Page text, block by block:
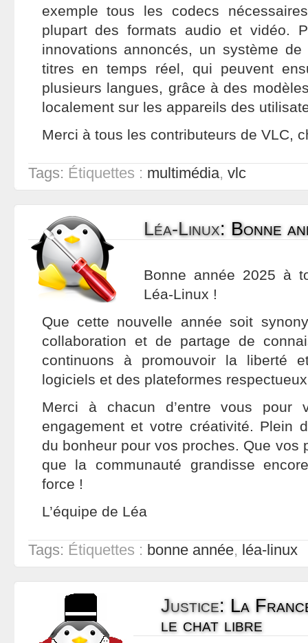
exemple tous les codecs
plupart des formats audio et vidéo.
innovations annoncés, un système
titres en temps réel, qui peuvent
plusieurs langues, grâce à des
localement sur les appareils des
Merci à tous les contributeurs de VLC,
Tags: Étiquettes : multimédia, vlc
Léa-Linux: Bonne
Bonne année 2025 à
Léa-Linux !
Que cette nouvelle année soit
collaboration et de partage de
continuons à promouvoir la liberté
logiciels et des plateformes
Merci à chacun d’entre vous pour
engagement et votre créativité. Plein
du bonheur pour vos proches. Que vos
que la communauté grandisse
force !
L’équipe de Léa
Tags: Étiquettes : bonne année, léa-linux
Justice: La
le chat libre